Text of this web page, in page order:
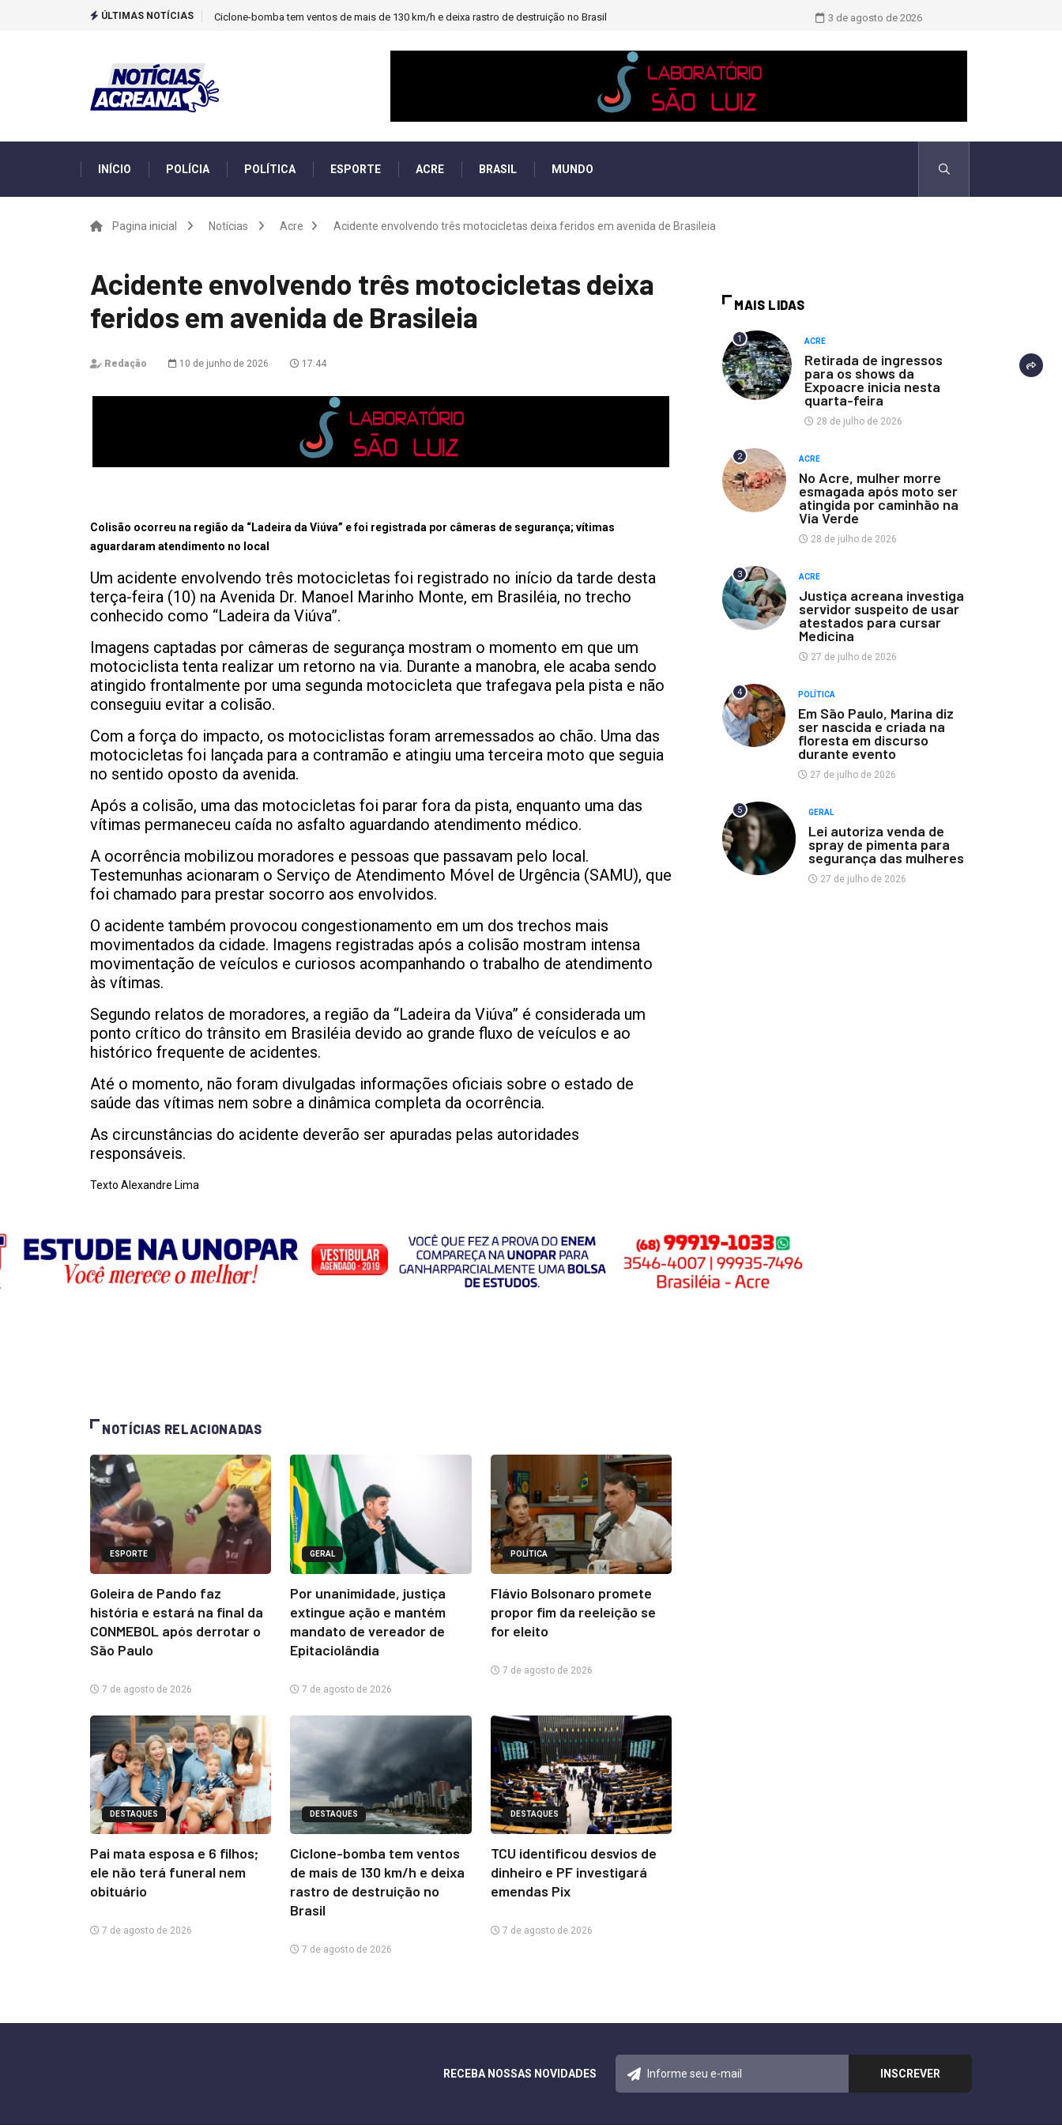
ÚLTIMAS NOTÍCIAS Ciclone-bomba tem ventos de mais de 130 km/h e deixa rastro de destruição no Brasil TCU identificou desvios de dinheiro
3 de agosto de 2026
INÍCIO POLÍCIA POLÍTICA ESPORTE ACRE BRASIL MUNDO
Pagina inicial Notícias Acre Acidente envolvendo três motocicletas deixa feridos em avenida de Brasileia
Acidente envolvendo três motocicletas deixa
feridos em avenida de Brasileia
Redação 10 de junho de 2026 17:44
Colisão ocorreu na região da “Ladeira da Viúva” e foi registrada por câmeras de segurança; vítimas
aguardaram atendimento no local
Um acidente envolvendo três motocicletas foi registrado no início da tarde desta
terça-feira (10) na Avenida Dr. Manoel Marinho Monte, em Brasiléia, no trecho
conhecido como “Ladeira da Viúva”.
Imagens captadas por câmeras de segurança mostram o momento em que um
motociclista tenta realizar um retorno na via. Durante a manobra, ele acaba sendo
atingido frontalmente por uma segunda motocicleta que trafegava pela pista e não
conseguiu evitar a colisão.
Com a força do impacto, os motociclistas foram arremessados ao chão. Uma das
motocicletas foi lançada para a contramão e atingiu uma terceira moto que seguia
no sentido oposto da avenida.
Após a colisão, uma das motocicletas foi parar fora da pista, enquanto uma das
vítimas permaneceu caída no asfalto aguardando atendimento médico.
A ocorrência mobilizou moradores e pessoas que passavam pelo local.
Testemunhas acionaram o Serviço de Atendimento Móvel de Urgência (SAMU), que
foi chamado para prestar socorro aos envolvidos.
O acidente também provocou congestionamento em um dos trechos mais
movimentados da cidade. Imagens registradas após a colisão mostram intensa
movimentação de veículos e curiosos acompanhando o trabalho de atendimento
às vítimas.
Segundo relatos de moradores, a região da “Ladeira da Viúva” é considerada um
ponto crítico do trânsito em Brasiléia devido ao grande fluxo de veículos e ao
histórico frequente de acidentes.
Até o momento, não foram divulgadas informações oficiais sobre o estado de
saúde das vítimas nem sobre a dinâmica completa da ocorrência.
As circunstâncias do acidente deverão ser apuradas pelas autoridades
responsáveis.
Texto Alexandre Lima
NOTÍCIAS RELACIONADAS
ESPORTE
Goleira de Pando faz
história e estará na final da
CONMEBOL após derrotar o
São Paulo
7 de agosto de 2026
GERAL
Por unanimidade, justiça
extingue ação e mantém
mandato de vereador de
Epitaciolândia
7 de agosto de 2026
POLÍTICA
Flávio Bolsonaro promete
propor fim da reeleição se
for eleito
7 de agosto de 2026
DESTAQUES
Pai mata esposa e 6 filhos;
ele não terá funeral nem
obituário
7 de agosto de 2026
DESTAQUES
Ciclone-bomba tem ventos
de mais de 130 km/h e deixa
rastro de destruição no
Brasil
7 de agosto de 2026
DESTAQUES
TCU identificou desvios de
dinheiro e PF investigará
emendas Pix
7 de agosto de 2026
MAIS LIDAS
1 ACRE
Retirada de ingressos
para os shows da
Expoacre inicia nesta
quarta-feira
28 de julho de 2026
2 ACRE
No Acre, mulher morre
esmagada após moto ser
atingida por caminhão na
Via Verde
28 de julho de 2026
3 ACRE
Justiça acreana investiga
servidor suspeito de usar
atestados para cursar
Medicina
27 de julho de 2026
4 POLÍTICA
Em São Paulo, Marina diz
ser nascida e criada na
floresta em discurso
durante evento
27 de julho de 2026
5 GERAL
Lei autoriza venda de
spray de pimenta para
segurança das mulheres
27 de julho de 2026
RECEBA NOSSAS NOVIDADES